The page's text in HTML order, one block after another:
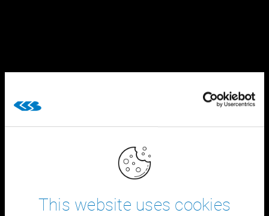
This website uses cookies